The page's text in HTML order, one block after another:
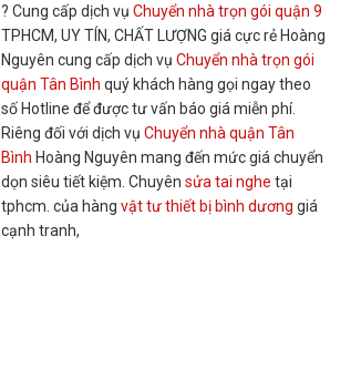
? Cung cấp dịch vụChuyển nhà trọn gói quận 9
TPHCM, UY TÍN, CHẤT LƯỢNG giá cực rẻ Hoàng
Nguyên cung cấp dịch vụChuyển nhà trọn gói
quận Tân Bình quý khách hàng gọi ngay theo
số Hotline để được tư vấn báo giá miễn phí.
Riêng đối với dịch vụChuyển nhà quận Tân
Bình Hoàng Nguyên mang đến mức giá chuyển
dọn siêu tiết kiệm. Chuyênsửa tai nghe tại
tphcm. của hàngvật tư thiết bị bình dương giá
cạnh tranh,